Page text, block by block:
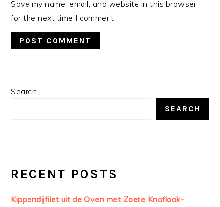
Save my name, email, and website in this browser
for the next time I comment.
PRIMARY
Search
SEARCH
RECENT POSTS
Kippendijfilet uit de Oven met Zoete Knoflook-